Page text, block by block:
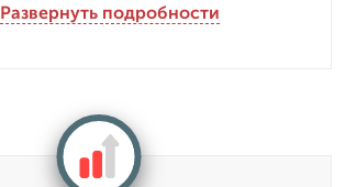
Развернуть подробности